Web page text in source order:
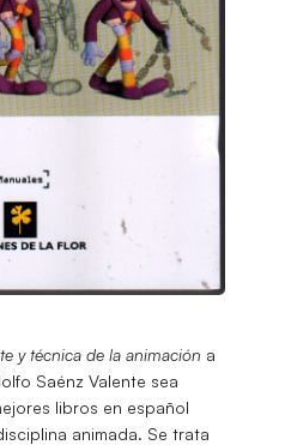
y técnica de la animación a
Saénz Valente sea
libros en español
animada. Se trata